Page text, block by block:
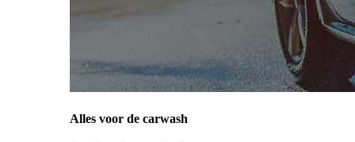
Alles voor de carwash